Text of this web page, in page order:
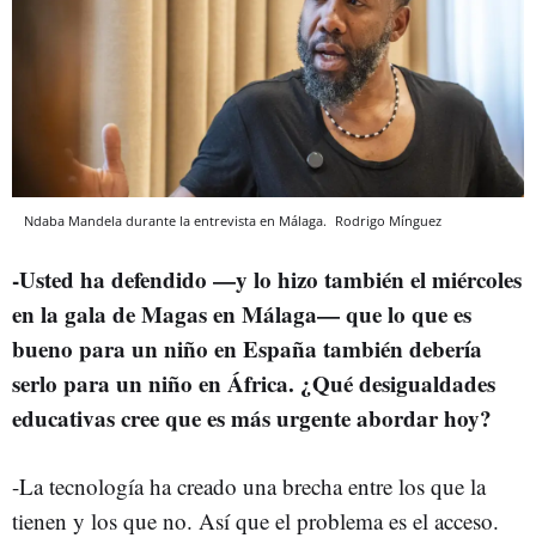
Ndaba Mandela durante la entrevista en Málaga. Rodrigo Mínguez
-Usted ha defendido —y lo hizo también el miércoles
en la gala de Magas en Málaga— que lo que es
bueno para un niño en España también debería
serlo para un niño en África. ¿Qué desigualdades
educativas cree que es más urgente abordar hoy?
-La tecnología ha creado una brecha entre los que la
tienen y los que no. Así que el problema es el acceso.